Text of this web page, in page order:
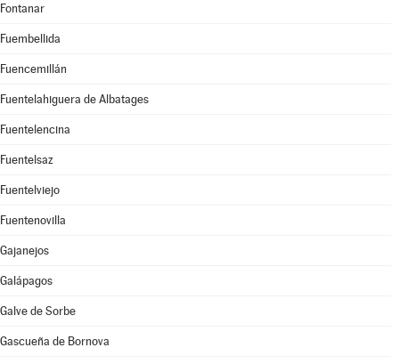
Fontanar
Fuembellida
Fuencemillán
Fuentelahiguera de Albatages
Fuentelencina
Fuentelsaz
Fuentelviejo
Fuentenovilla
Gajanejos
Galápagos
Galve de Sorbe
Gascueña de Bornova